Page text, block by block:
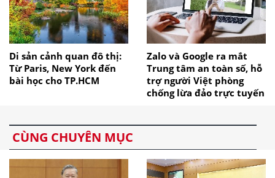
Di sản cảnh quan đô thị:
Từ Paris, New York đến
bài học cho TP.HCM
Zalo và Google ra mắt
Trung tâm an toàn số, hỗ
trợ người Việt phòng
chống lừa đảo trực tuyến
CÙNG CHUYÊN MỤC